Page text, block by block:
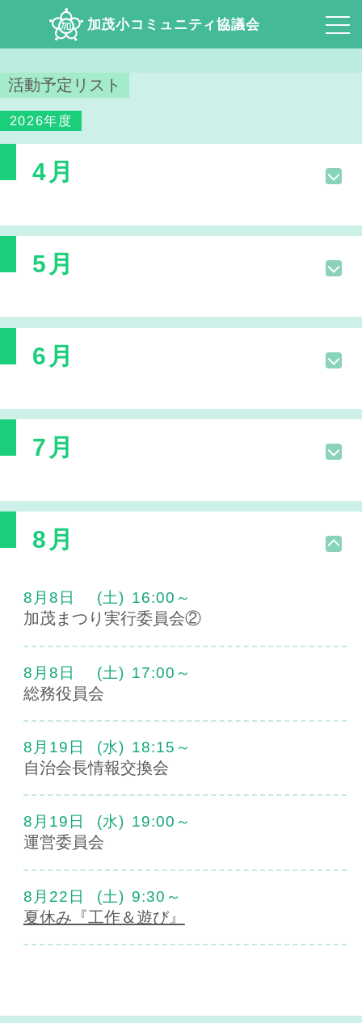
加茂小コミュニティ協議会
活動予定リスト
2026年度
4月
5月
6月
7月
8月
8月8日 (土) 16:00～
加茂まつり実行委員会②
8月8日 (土) 17:00～
総務役員会
8月19日 (水) 18:15～
自治会長情報交換会
8月19日 (水) 19:00～
運営委員会
8月22日 (土) 9:30～
夏休み『工作＆遊び』